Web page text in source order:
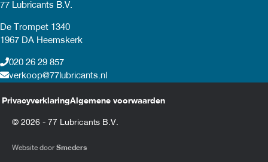
77 Lubricants B.V.
De Trompet 1340
1967 DA Heemskerk
020 26 29 857
verkoop@77lubricants.nl
PrivacyverklaringAlgemene voorwaarden
© 2026 - 77 Lubricants B.V.
Website door Smeders